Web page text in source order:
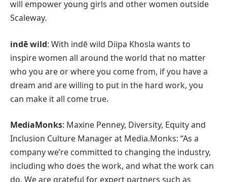
will empower young girls and other women outside
Scaleway.
indē wild: With indē wild Diipa Khosla wants to
inspire women all around the world that no matter
who you are or where you come from, if you have a
dream and are willing to put in the hard work, you
can make it all come true.
MediaMonks: Maxine Penney, Diversity, Equity and
Inclusion Culture Manager at Media.Monks: “As a
company we’re committed to changing the industry,
including who does the work, and what the work can
do. We are grateful for expert partners such as